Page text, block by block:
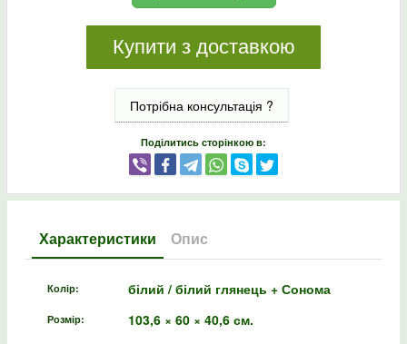
Купити з доставкою
Потрібна консультація ?
Поділитись сторінкою в:
Характеристики Опис
Колір: білий / білий глянець + Сонома
Розмір: 103,6 × 60 × 40,6 см.